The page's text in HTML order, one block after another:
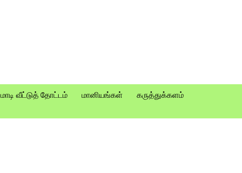
மாடி வீட்டுத் தோட்டம் மானியங்கள்
கருத்துக்களம்